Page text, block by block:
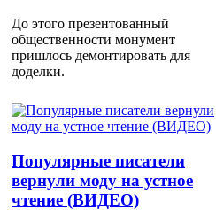
До этого презентованный
общественности монумент
пришлось демонтировать для
доделки.
Популярные писатели
вернули моду на устное
чтение (ВИДЕО)